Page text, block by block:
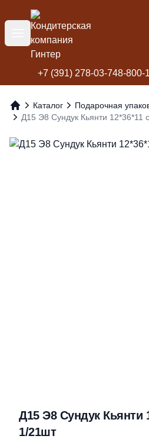
Меню
Кондитерская компания
+7 (391) 278-03-748-800-
Главная
Каталог
Подарочная
Д15 Э8 Сундук Кьянти 12*36*11
Д15 Э8 Сундук Кьянти
1/21шт